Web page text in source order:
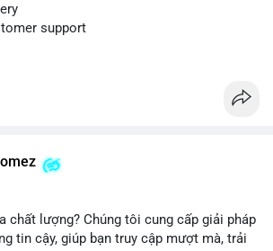
support
us for more details.
549-2683
chất lượng? Chúng tôi cung cấp giải pháp
tin cậy, giúp bạn truy cập mượt mà, trải